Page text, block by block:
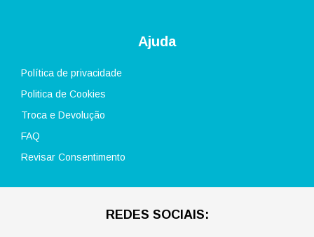
Ajuda
Política de privacidade
Politica de Cookies
Troca e Devolução
FAQ
Revisar Consentimento
REDES SOCIAIS: